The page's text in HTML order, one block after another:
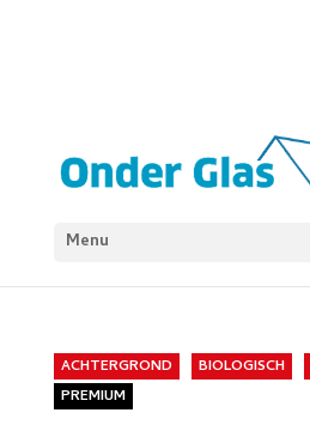
Menu
ACHTERGROND BIOLOGISCH
PREMIUM